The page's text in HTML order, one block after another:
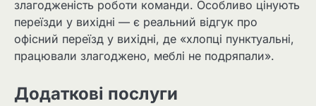
злагодженість роботи команди. Особливо цінують
переїзди у вихідні — є реальний відгук про
офісний переїзд у вихідні, де «хлопці пунктуальні,
працювали злагоджено, меблі не подряпали».
Додаткові послуги